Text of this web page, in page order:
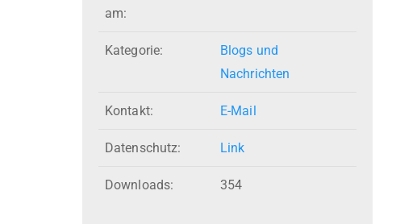
am:
Kategorie:
Blogs und
Nachrichten
Kontakt: E-Mail
Datenschutz: Link
Downloads: 354